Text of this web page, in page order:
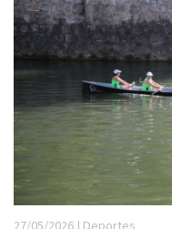
27/05/2026 | Deportes